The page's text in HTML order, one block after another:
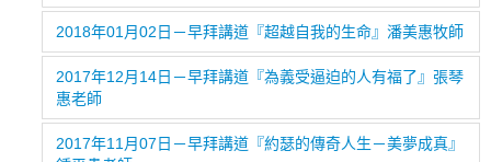
2018年01月02日－早拜講道『超越自我的生命』潘美惠牧師
2017年12月14日－早拜講道『為義受逼迫的人有福了』張琴
惠老師
2017年11月07日－早拜講道『約瑟的傳奇人生－美夢成真』